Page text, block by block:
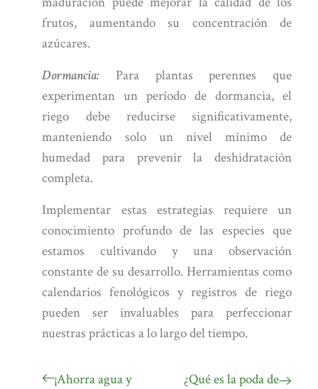
frutos, aumentando su concentración de
azúcares.
Dormancia: Para plantas perennes que
experimentan un período de dormancia, el
riego debe reducirse significativamente,
manteniendo solo un nivel mínimo de
humedad para prevenir la deshidratación
completa.
Implementar estas estrategias requiere un
conocimiento profundo de las especies que
estamos cultivando y una observación
constante de su desarrollo. Herramientas como
calendarios fenológicos y registros de riego
pueden ser invaluables para perfeccionar
nuestras prácticas a lo largo del tiempo.
¡Ahorra agua y
¿Qué es la poda de